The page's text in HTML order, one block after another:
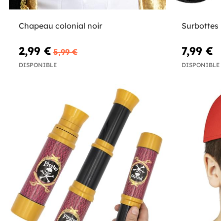
Chapeau colonial noir
2,99 € 5,99 €
DISPONIBLE
7,99 €
DISPONIBLE